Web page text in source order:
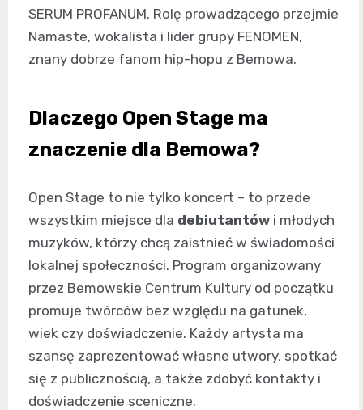
SERUM PROFANUM. Rolę prowadzącego przejmie
Namaste, wokalista i lider grupy FENOMEN,
znany dobrze fanom hip-hopu z Bemowa.
Dlaczego Open Stage ma
znaczenie dla Bemowa?
Open Stage to nie tylko koncert – to przede
wszystkim miejsce dla debiutantów i młodych
muzyków, którzy chcą zaistnieć w świadomości
lokalnej społeczności. Program organizowany
przez Bemowskie Centrum Kultury od początku
promuje twórców bez względu na gatunek,
wiek czy doświadczenie. Każdy artysta ma
szansę zaprezentować własne utwory, spotkać
się z publicznością, a także zdobyć kontakty i
doświadczenie sceniczne.